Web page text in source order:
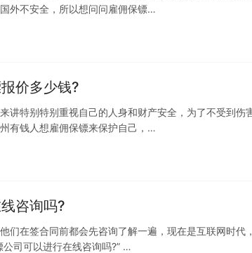
外不安全，所以想问问雇佣保镖…
价多少钱?
讲特别特别重视自己的人身和财产安全，为了不受到伤
有钱人想雇佣保镖来保护自己，…
咨询吗?
们在签合同前都会先咨询了解一遍，现在是互联网时代
司可以进行在线咨询吗?” …